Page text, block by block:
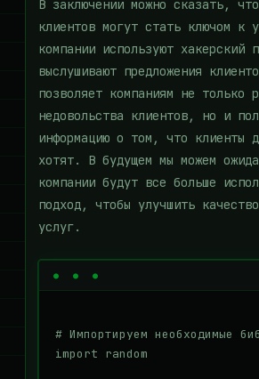
В заключении можно сказать,
клиентов могут стать ключом к
компании используют хакерский
выслушивают предложения
позволяет компаниям не только
недовольства клиентов, но и
информацию о том, что клиенты
хотят. В будущем мы можем
компании будут все больше
подход, чтобы улучшить
услуг.
# Импортируем необходимые
import random